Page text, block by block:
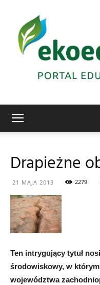
Drapieżne
21 MAJA 2013 2279
Ten intrygujący tytuł
środowiskowy, w
województwa